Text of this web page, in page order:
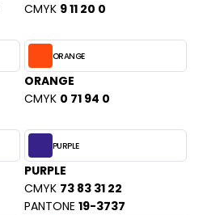
CMYK 9 11 20 0
ORANGE
ORANGE
CMYK 0 71 94 0
PURPLE
PURPLE
CMYK 73 83 31 22
PANTONE 19-3737